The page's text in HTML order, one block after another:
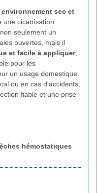
sec et
une cicatrisation
seulement un
ouvertes, mais il
et facile à appliquer,
pour les
un usage domestique.
ou en cas d'accidents,
fiable et une prise
hémostatiques